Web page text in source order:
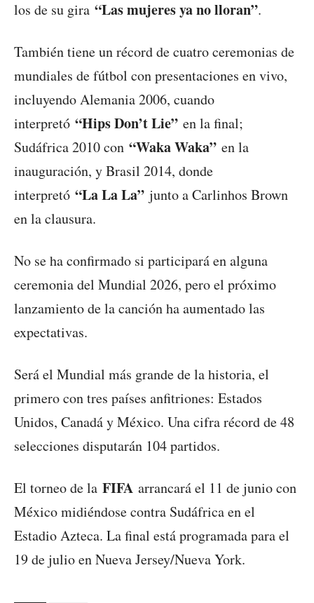
los de su gira “Las mujeres ya no lloran”.
También tiene un récord de cuatro ceremonias de
mundiales de fútbol con presentaciones en vivo,
incluyendo Alemania 2006, cuando
interpretó “Hips Don’t Lie” en la final;
Sudáfrica 2010 con “Waka Waka” en la
inauguración, y Brasil 2014, donde
interpretó “La La La” junto a Carlinhos Brown
en la clausura.
No se ha confirmado si participará en alguna
ceremonia del Mundial 2026, pero el próximo
lanzamiento de la canción ha aumentado las
expectativas.
Será el Mundial más grande de la historia, el
primero con tres países anfitriones: Estados
Unidos, Canadá y México. Una cifra récord de 48
selecciones disputarán 104 partidos.
El torneo de la FIFA arrancará el 11 de junio con
México midiéndose contra Sudáfrica en el
Estadio Azteca. La final está programada para el
19 de julio en Nueva Jersey/Nueva York.